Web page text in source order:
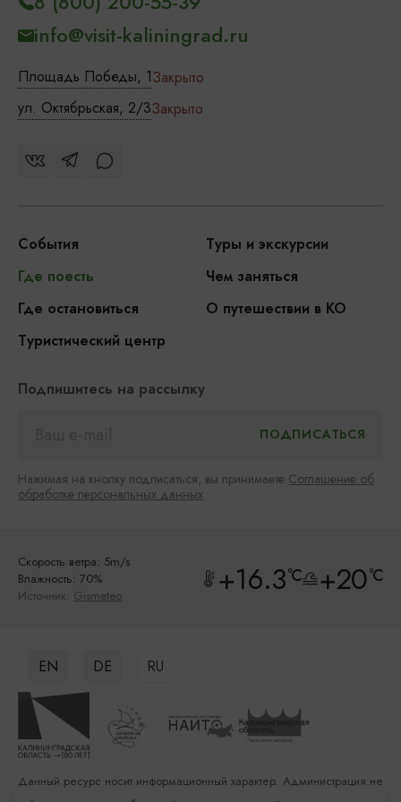
Площадь Победы, 1Закрыто
ул. Октябрьская, 2/3Закрыто
info@visit-kaliningrad.ru
События
Туры и экскурсии
Где поесть
Чем заняться
Где остановиться
О путешествии в КО
Туристический центр
Подпишитесь на рассылку
Нажимая на кнопку подписаться, вы принимаете Соглашение об
обработке персональных данных
Скорость ветра: 5m/s
Влажность: 70%
Источник: Gismeteo +16.3°C +20°C
EN DE RU
Данный ресурс носит информационный характер. Администрация не